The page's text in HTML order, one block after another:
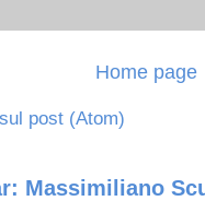
Home page
post (Atom)
Massimiliano